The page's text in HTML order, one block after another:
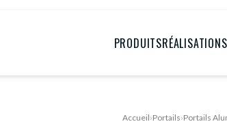
PRODUITSRÉALISATIONS
Accueil›Portails›Portails